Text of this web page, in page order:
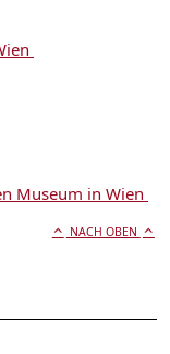
Museum in Wien
NACH OBEN